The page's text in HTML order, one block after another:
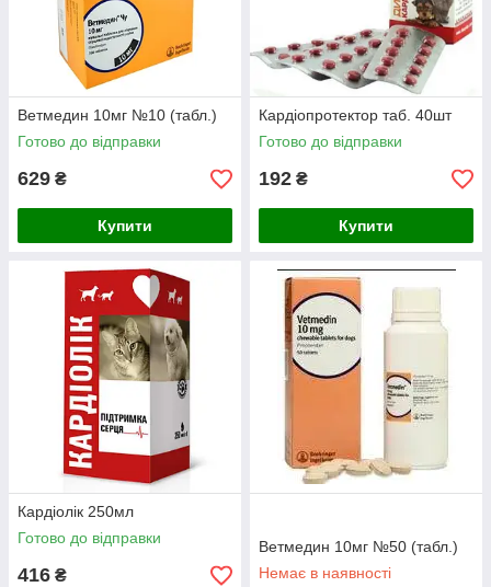
Ветмедин 10мг №10 (табл.)
Готово до відправки
629 ₴
Купити
Кардіопротектор таб. 40шт
Готово до відправки
192 ₴
Купити
Кардіолік 250мл
Готово до відправки
416 ₴
Ветмедин 10мг №50 (табл.)
Немає в наявності